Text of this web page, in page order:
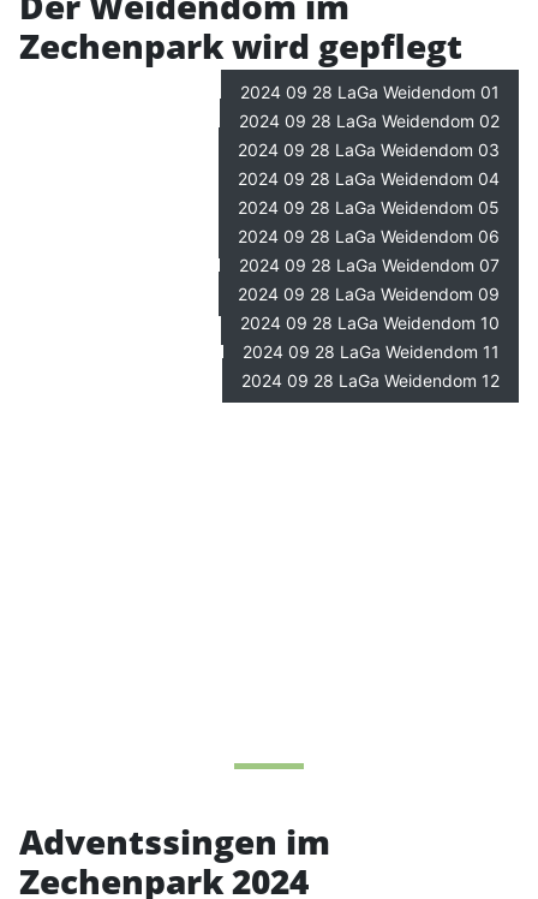
Zechenpark wird gepflegt
2024 09 28 LaGa Weidendom 01
2024 09 28 LaGa Weidendom 02
2024 09 28 LaGa Weidendom 03
2024 09 28 LaGa Weidendom 04
2024 09 28 LaGa Weidendom 05
2024 09 28 LaGa Weidendom 06
2024 09 28 LaGa Weidendom 07
2024 09 28 LaGa Weidendom 09
2024 09 28 LaGa Weidendom 10
2024 09 28 LaGa Weidendom 11
2024 09 28 LaGa Weidendom 12
Adventssingen im
Zechenpark 2024